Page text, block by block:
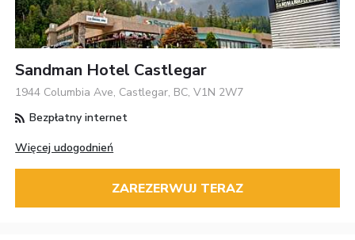
Sandman Hotel Castlegar
1944 Columbia Ave, Castlegar, BC, V1N 2W7
Bezpłatny internet
Więcej udogodnień
ZAREZERWUJ TERAZ